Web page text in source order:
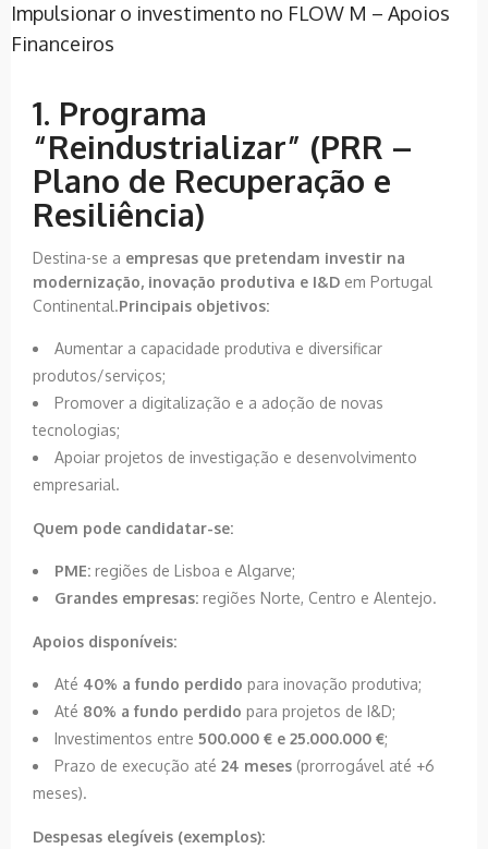
Impulsionar o investimento no FLOW M – Apoios
Financeiros
1. Programa
“Reindustrializar” (PRR –
Plano de Recuperação e
Resiliência)
Destina-se a empresas que pretendam investir na
modernização, inovação produtiva e I&D em Portugal
Continental.Principais objetivos:
Aumentar a capacidade produtiva e diversificar
produtos/serviços;
Promover a digitalização e a adoção de novas
tecnologias;
Apoiar projetos de investigação e desenvolvimento
empresarial.
Quem pode candidatar-se:
PME: regiões de Lisboa e Algarve;
Grandes empresas: regiões Norte, Centro e Alentejo.
Apoios disponíveis:
Até 40% a fundo perdido para inovação produtiva;
Até 80% a fundo perdido para projetos de I&D;
Investimentos entre 500.000 € e 25.000.000 €;
Prazo de execução até 24 meses (prorrogável até +6
meses).
Despesas elegíveis (exemplos):